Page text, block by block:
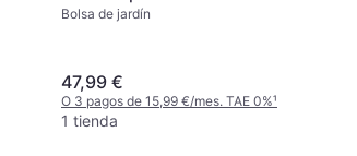
Bolsa de jardín
47,99 €
O 3 pagos de 15,99 €/mes. TAE 0%¹
1 tienda